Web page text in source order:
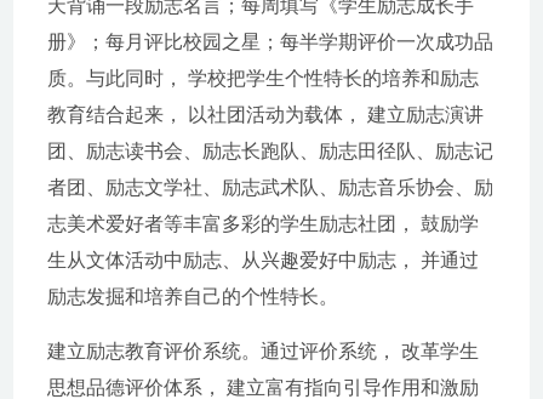
天背诵一段励志名言；每周填写《学生励志成长手
册》；每月评比校园之星；每半学期评价一次成功品
质。与此同时， 学校把学生个性特长的培养和励志
教育结合起来， 以社团活动为载体， 建立励志演讲
团、励志读书会、励志长跑队、励志田径队、励志记
者团、励志文学社、励志武术队、励志音乐协会、励
志美术爱好者等丰富多彩的学生励志社团， 鼓励学
生从文体活动中励志、从兴趣爱好中励志， 并通过
励志发掘和培养自己的个性特长。
建立励志教育评价系统。通过评价系统， 改革学生
思想品德评价体系， 建立富有指向引导作用和激励